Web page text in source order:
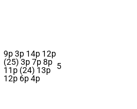
9p 3p 14p 12p
(25) 3p 7p 8p
11p (24) 13p
12p 6p 4p
5